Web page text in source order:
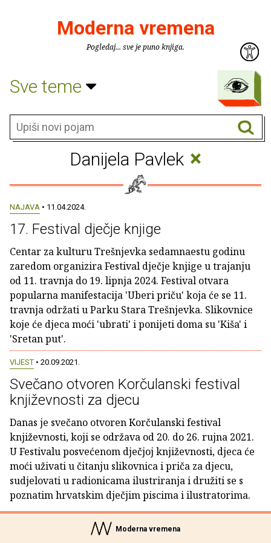
Moderna vremena
Pogledaj... sve je puno knjiga.
Sve teme
Danijela Pavlek ×
NAJAVA • 11.04.2024.
17. Festival dječje knjige
Centar za kulturu Trešnjevka sedamnaestu godinu
zaredom organizira Festival dječje knjige u trajanju
od 11. travnja do 19. lipnja 2024. Festival otvara
popularna manifestacija 'Uberi priču' koja će se 11.
travnja održati u Parku Stara Trešnjevka. Slikovnice
koje će djeca moći 'ubrati' i ponijeti doma su 'Kiša' i
'Sretan put'.
VIJEST • 20.09.2021.
Svečano otvoren Korčulanski festival
književnosti za djecu
Danas je svečano otvoren Korčulanski festival
književnosti, koji se održava od 20. do 26. rujna 2021.
U Festivalu posvećenom dječjoj književnosti, djeca će
moći uživati u čitanju slikovnica i priča za djecu,
sudjelovati u radionicama ilustriranja i družiti se s
poznatim hrvatskim dječjim piscima i ilustratorima.
Moderna vremena